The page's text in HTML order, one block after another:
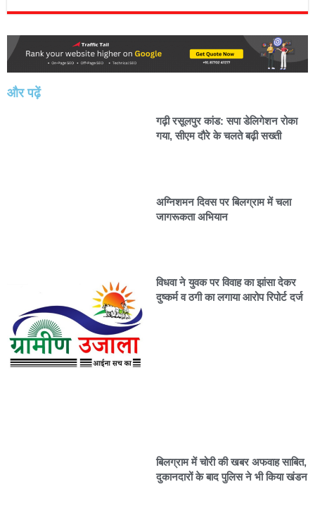
और पढ़ें
गढ़ी रसूलपुर कांड: सपा डेलिगेशन रोका
गया, सीएम दौरे के चलते बढ़ी सख्ती
अग्निशमन दिवस पर बिलग्राम में चला
जागरूकता अभियान
विधवा ने युवक पर विवाह का झांसा देकर
दुष्कर्म व ठगी का लगाया आरोप रिपोर्ट दर्ज
बिलग्राम में चोरी की खबर अफवाह साबित,
दुकानदारों के बाद पुलिस ने भी किया खंडन